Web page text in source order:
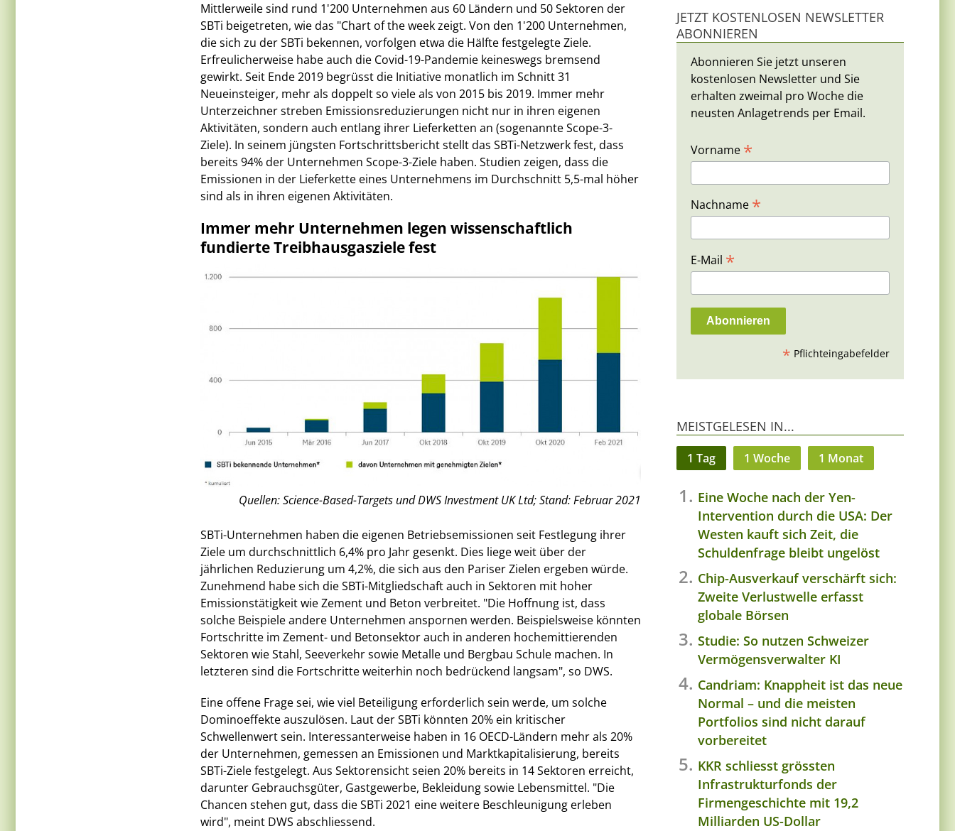
Mittlerweile sind rund 1'200 Unternehmen aus 60 Ländern und 50 Sektoren der
SBTi beigetreten, wie das "Chart of the week zeigt. Von den 1'200 Unternehmen,
die sich zu der SBTi bekennen, vorfolgen etwa die Hälfte festgelegte Ziele.
Erfreulicherweise habe auch die Covid-19-Pandemie keineswegs bremsend
gewirkt. Seit Ende 2019 begrüsst die Initiative monatlich im Schnitt 31
Neueinsteiger, mehr als doppelt so viele als von 2015 bis 2019. Immer mehr
Unterzeichner streben Emissionsreduzierungen nicht nur in ihren eigenen
Aktivitäten, sondern auch entlang ihrer Lieferketten an (sogenannte Scope-3-
Ziele). In seinem jüngsten Fortschrittsbericht stellt das SBTi-Netzwerk fest, dass
bereits 94% der Unternehmen Scope-3-Ziele haben. Studien zeigen, dass die
Emissionen in der Lieferkette eines Unternehmens im Durchschnitt 5,5-mal höher
sind als in ihren eigenen Aktivitäten.
Immer mehr Unternehmen legen wissenschaftlich
fundierte Treibhausgasziele fest
Quellen: Science-Based-Targets und DWS Investment UK Ltd; Stand: Februar 2021
SBTi-Unternehmen haben die eigenen Betriebsemissionen seit Festlegung ihrer
Ziele um durchschnittlich 6,4% pro Jahr gesenkt. Dies liege weit über der
jährlichen Reduzierung um 4,2%, die sich aus den Pariser Zielen ergeben würde.
Zunehmend habe sich die SBTi-Mitgliedschaft auch in Sektoren mit hoher
Emissionstätigkeit wie Zement und Beton verbreitet. "Die Hoffnung ist, dass
solche Beispiele andere Unternehmen anspornen werden. Beispielsweise könnten
Fortschritte im Zement- und Betonsektor auch in anderen hochemittierenden
Sektoren wie Stahl, Seeverkehr sowie Metalle und Bergbau Schule machen. In
letzteren sind die Fortschritte weiterhin noch bedrückend langsam", so DWS.
Eine offene Frage sei, wie viel Beteiligung erforderlich sein werde, um solche
Dominoeffekte auszulösen. Laut der SBTi könnten 20% ein kritischer
Schwellenwert sein. Interessanterweise haben in 16 OECD-Ländern mehr als 20%
der Unternehmen, gemessen an Emissionen und Marktkapitalisierung, bereits
SBTi-Ziele festgelegt. Aus Sektorensicht seien 20% bereits in 14 Sektoren erreicht,
darunter Gebrauchsgüter, Gastgewerbe, Bekleidung sowie Lebensmittel. "Die
Chancen stehen gut, dass die SBTi 2021 eine weitere Beschleunigung erleben
wird", meint DWS abschliessend.
JETZT KOSTENLOSEN NEWSLETTER
ABONNIEREN
Abonnieren Sie jetzt unseren
kostenlosen Newsletter und Sie
erhalten zweimal pro Woche die
neusten Anlagetrends per Email.
Vorname *
Nachname *
E-Mail *
* Pflichteingabefelder
MEISTGELESEN IN...
1 Tag 1 Woche 1 Monat
Eine Woche nach der Yen-
Intervention durch die USA: Der
Westen kauft sich Zeit, die
Schuldenfrage bleibt ungelöst
Chip-Ausverkauf verschärft sich:
Zweite Verlustwelle erfasst
globale Börsen
Studie: So nutzen Schweizer
Vermögensverwalter KI
Candriam: Knappheit ist das neue
Normal – und die meisten
Portfolios sind nicht darauf
vorbereitet
KKR schliesst grössten
Infrastrukturfonds der
Firmengeschichte mit 19,2
Milliarden US-Dollar